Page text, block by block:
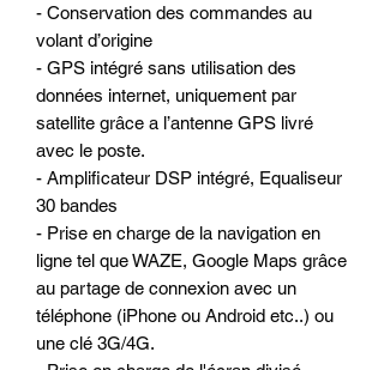
- Conservation des commandes au
volant d’origine
- GPS intégré sans utilisation des
données internet, uniquement par
satellite grâce a l’antenne GPS livré
avec le poste.
- Amplificateur DSP intégré, Equaliseur
30 bandes
- Prise en charge de la navigation en
ligne tel que WAZE, Google Maps grâce
au partage de connexion avec un
téléphone (iPhone ou Android etc..) ou
une clé 3G/4G.